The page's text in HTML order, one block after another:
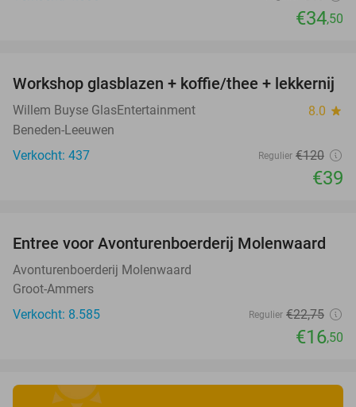
€34,50
68%
Workshop glasblazen + koffie/thee + lekkernij
Willem Buyse GlasEntertainment 8.0 star
Beneden-Leeuwen
Verkocht: 437
Regulier €120
€39
27%
Entree voor Avonturenboerderij Molenwaard
Avonturenboerderij Molenwaard
Groot-Ammers
Verkocht: 8.585
Regulier €22,75
€16,50